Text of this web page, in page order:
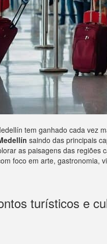
tem ganhado cada vez
saindo das principais
as paisagens das regiões
foco em arte, gastronomia,
turísticos e